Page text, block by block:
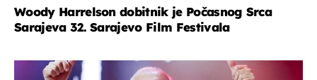
Woody Harrelson dobitnik je Počasnog Srca
Sarajeva 32. Sarajevo Film Festivala